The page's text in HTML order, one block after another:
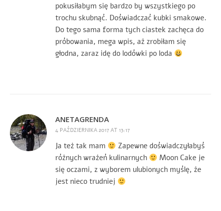
pokusiłabym się bardzo by wszystkiego po
trochu skubnąć. Doświadczać kubki smakowe.
Do tego sama forma tych ciastek zachęca do
próbowania, mega wpis, aż zrobiłam się
głodna, zaraz idę do lodówki po loda
ANETAGRENDA
4 PAŹDZIERNIKA 2017 AT 13:17
Ja też tak mam
Zapewne doświadczyłabyś
różnych wrażeń kulinarnych
Moon Cake je
się oczami, z wyborem ulubionych myślę, że
jest nieco trudniej